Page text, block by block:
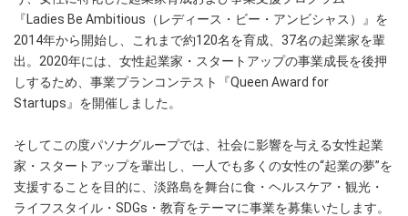
『Ladies Be Ambitious（レディース・ビー・アンビシャス）』を
2014年から開始し、これまで約120名を育成、37名の起業家を輩
出。2020年には、女性起業家・スタートアップの事業成長を後押
しするため、事業プランコンテスト『Queen Award for
Startups』を開催しました。
そしてこの度パソナグループでは、社会に影響を与える女性起業
家・スタートアップを輩出し、一人でも多くの女性の“起業の夢”を
支援することを目的に、淡路島を舞台に食・ヘルスケア・観光・
ライフスタイル・SDGs・教育をテーマに事業を募集いたします。